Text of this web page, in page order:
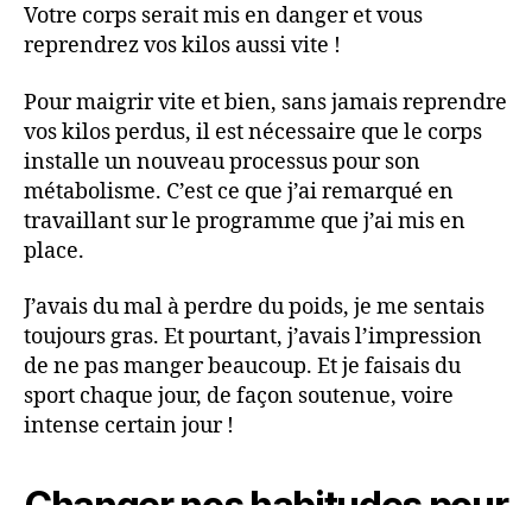
Votre corps serait mis en danger et vous
reprendrez vos kilos aussi vite !
Pour maigrir vite et bien, sans jamais reprendre
vos kilos perdus, il est nécessaire que le corps
installe un nouveau processus pour son
métabolisme. C’est ce que j’ai remarqué en
travaillant sur le programme que j’ai mis en
place.
J’avais du mal à perdre du poids, je me sentais
toujours gras. Et pourtant, j’avais l’impression
de ne pas manger beaucoup. Et je faisais du
sport chaque jour, de façon soutenue, voire
intense certain jour !